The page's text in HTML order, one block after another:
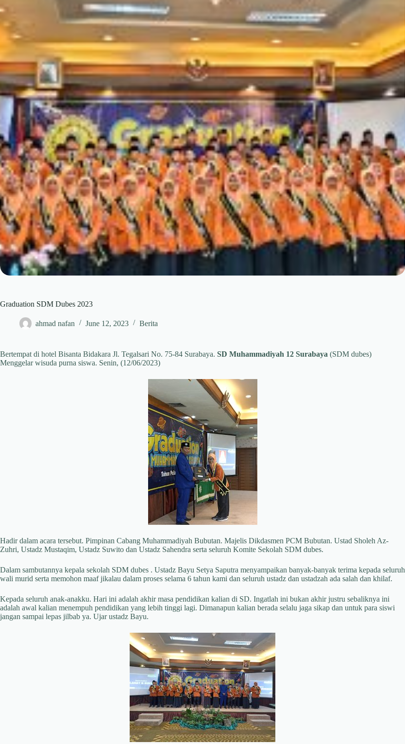
Graduation SDM Dubes 2023
ahmad nafan June 12, 2023 Berita
Bertempat di hotel Bisanta Bidakara Jl. Tegalsari No. 75-84 Surabaya. SD Muhammadiyah 12 Surabaya (SDM dubes)
Menggelar wisuda purna siswa. Senin, (12/06/2023)
Hadir dalam acara tersebut. Pimpinan Cabang Muhammadiyah Bubutan. Majelis Dikdasmen PCM Bubutan. Ustad Sholeh Az-
Zuhri, Ustadz Mustaqim, Ustadz Suwito dan Ustadz Sahendra serta seluruh Komite Sekolah SDM dubes.
Dalam sambutannya kepala sekolah SDM dubes . Ustadz Bayu Setya Saputra menyampaikan banyak-banyak terima kepada seluruh
wali murid serta memohon maaf jikalau dalam proses selama 6 tahun kami dan seluruh ustadz dan ustadzah ada salah dan khilaf.
Kepada seluruh anak-anakku. Hari ini adalah akhir masa pendidikan kalian di SD. Ingatlah ini bukan akhir justru sebaliknya ini
adalah awal kalian menempuh pendidikan yang lebih tinggi lagi. Dimanapun kalian berada selalu jaga sikap dan untuk para siswi
jangan sampai lepas jilbab ya. Ujar ustadz Bayu.